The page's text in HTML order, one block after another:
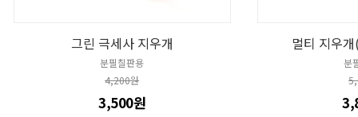
그린 극세사 지우개
분필칠판용
4,200원
3,500원
멀티 지우
분